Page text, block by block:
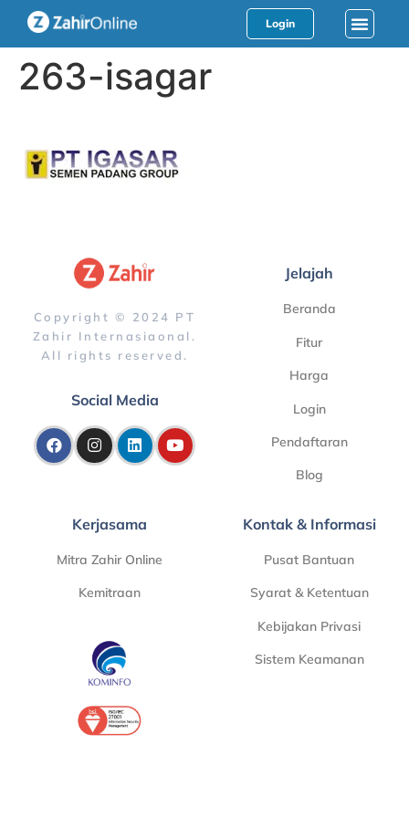
Login
263-isagar
Copyright © 2024 PT
Zahir Internasiaonal.
All rights reserved.
Social Media
Jelajah
Beranda
Fitur
Harga
Login
Pendaftaran
Blog
Kerjasama
Mitra Zahir Online
Kemitraan
Kontak & Informasi
Pusat Bantuan
Syarat & Ketentuan
Kebijakan Privasi
Sistem Keamanan